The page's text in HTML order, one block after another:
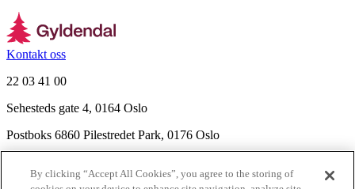
Kontakt oss
22 03 41 00
Sehesteds gate 4, 0164 Oslo
Postboks 6860 Pilestredet Park, 0176 Oslo
By clicking “Accept All Cookies”, you agree to the storing of